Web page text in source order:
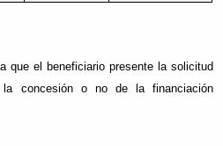
que el beneficiario presente la solicitud
concesión o no de la financiación